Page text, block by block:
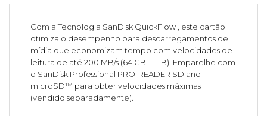
Com a Tecnologia SanDisk QuickFlow , este cartão
otimiza o desempenho para descarregamentos de
mídia que economizam tempo com velocidades de
leitura de até 200 MB/s (64 GB - 1 TB). Emparelhe com
o SanDisk Professional PRO-READER SD and
microSD™ para obter velocidades máximas
(vendido separadamente).